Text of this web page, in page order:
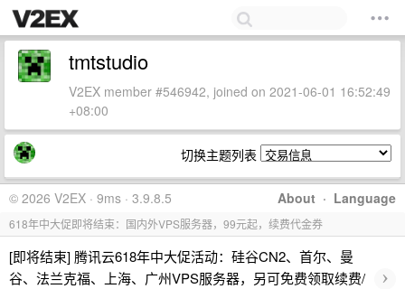
tmtstudio
V2EX member #546942, joined on 2021-06-01 16:52:49
+08:00
切换主题列表
About · Language
© 2026 V2EX · 9ms · 3.9.8.5
618年中大促即将结束：国内外VPS服务器，99元起，续费代金券
[即将结束] 腾讯云618年中大促活动：硅谷CN2、首尔、曼
谷、法兰克福、上海、广州VPS服务器，另可免费领取续费/
›